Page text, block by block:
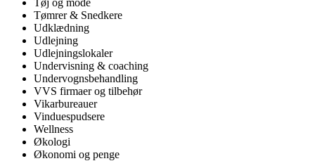
Tøj og mode
Tømrer & Snedkere
Udklædning
Udlejning
Udlejningslokaler
Undervisning & coaching
Undervognsbehandling
VVS firmaer og tilbehør
Vikarbureauer
Vinduespudsere
Wellness
Økologi
Økonomi og penge